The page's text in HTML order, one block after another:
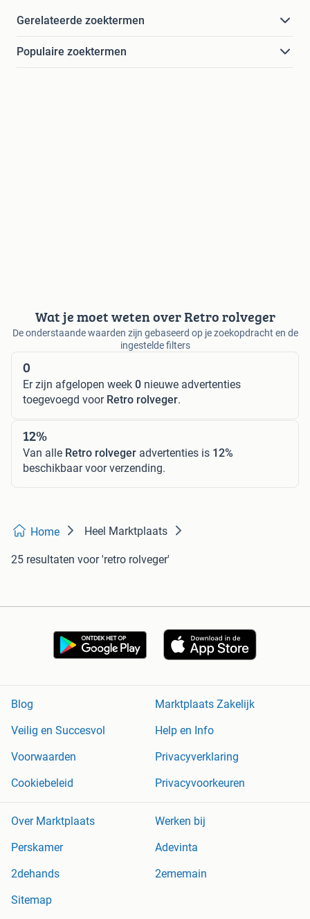
Gerelateerde zoektermen
Populaire zoektermen
Wat je moet weten over Retro rolveger
De onderstaande waarden zijn gebaseerd op je zoekopdracht en de
ingestelde filters
0
Er zijn afgelopen week 0 nieuwe advertenties
toegevoegd voor Retro rolveger.
12%
Van alle Retro rolveger advertenties is 12%
beschikbaar voor verzending.
Home Heel Marktplaats
25 resultaten voor 'retro rolveger'
Blog
Marktplaats Zakelijk
Veilig en Succesvol
Help en Info
Voorwaarden
Privacyverklaring
Cookiebeleid
Privacyvoorkeuren
Over Marktplaats
Werken bij
Perskamer
Adevinta
2dehands
2ememain
Sitemap